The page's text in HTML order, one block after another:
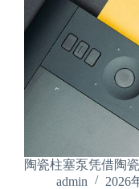
陶瓷柱塞泵凭借陶
admin
2026